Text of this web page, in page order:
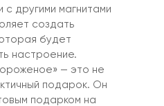
с другими магнитами
создать
будет
настроение.
— это не
подарок. Он
подарком на